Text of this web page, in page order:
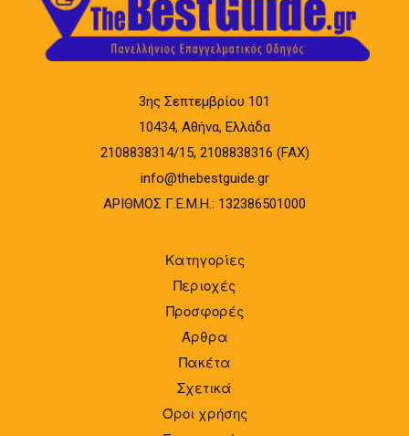
3ης Σεπτεμβρίου 101
10434, Αθήνα, Ελλάδα
2108838314/15, 2108838316 (FAX)
info@thebestguide.gr
ΑΡΙΘΜΟΣ Γ.Ε.Μ.Η.: 132386501000
Κατηγορίες
Περιοχές
Προσφορές
Άρθρα
Πακέτα
Σχετικά
Όροι χρήσης